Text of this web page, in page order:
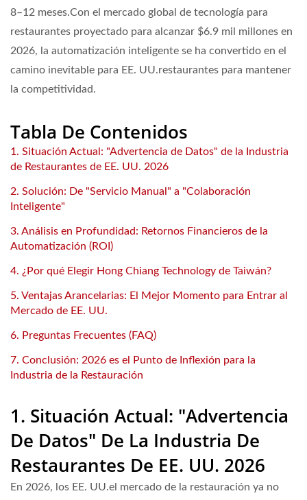
8–12 meses.Con el mercado global de tecnología para
restaurantes proyectado para alcanzar $6.9 mil millones en
2026, la automatización inteligente se ha convertido en el
camino inevitable para EE. UU.restaurantes para mantener
la competitividad.
Tabla De Contenidos
1. Situación Actual: "Advertencia de Datos" de la Industria
de Restaurantes de EE. UU. 2026
2. Solución: De "Servicio Manual" a "Colaboración
Inteligente"
3. Análisis en Profundidad: Retornos Financieros de la
Automatización (ROI)
4. ¿Por qué Elegir Hong Chiang Technology de Taiwán?
5. Ventajas Arancelarias: El Mejor Momento para Entrar al
Mercado de EE. UU.
6. Preguntas Frecuentes (FAQ)
7. Conclusión: 2026 es el Punto de Inflexión para la
Industria de la Restauración
1. Situación Actual: "Advertencia
De Datos" De La Industria De
Restaurantes De EE. UU. 2026
En 2026, los EE. UU.el mercado de la restauración ya no